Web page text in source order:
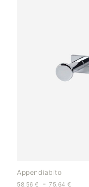
Appendiabito
58,56 € - 75,64€